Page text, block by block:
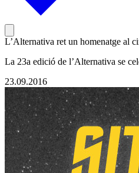
L’Alternativa ret un homenatge al
La 23a edició de l’Alternativa se
23.09.2016